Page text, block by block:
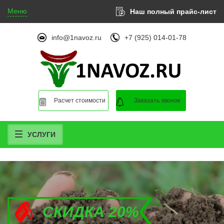
Меню Наш полный прайс-лист
info@1navoz.ru +7 (925) 014-01-78
Расчет стоимости Заказать звонок
УСЛУГИ
СКИДКА 20%
СКИДКА 20%
СКИДКА 20%